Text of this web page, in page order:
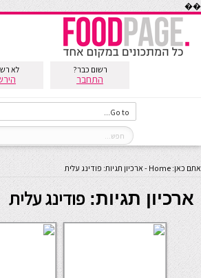
��
רשום כבר?
התחבר
לא
אתם כאן: Home
- ארכיון תגיות: פודינג עלית
ארכיון תגיות:פודינג עלית